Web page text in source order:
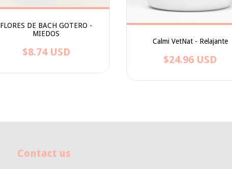
FLORES DE BACH GOTERO -
MIEDOS
$8.74 USD
Calmi VetNat - Relajante
$24.96 USD
Contact us